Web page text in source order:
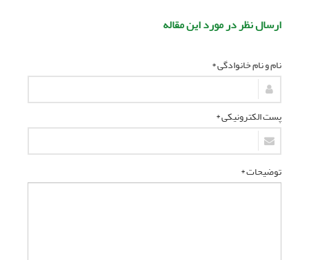
ارسال نظر در مورد این مقاله
نام و نام خانوادگی *
پست الکترونیکی *
توضیحات *